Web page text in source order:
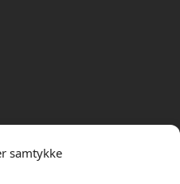
samtykke
på Trustpilot